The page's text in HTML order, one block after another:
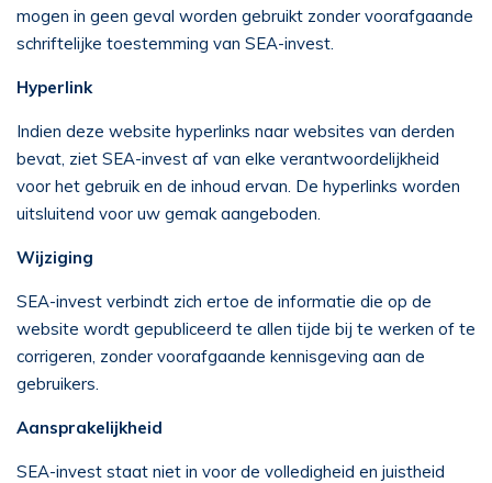
mogen in geen geval worden gebruikt zonder voorafgaande
schriftelijke toestemming van SEA-invest.
Hyperlink
Indien deze website hyperlinks naar websites van derden
bevat, ziet SEA-invest af van elke verantwoordelijkheid
voor het gebruik en de inhoud ervan. De hyperlinks worden
uitsluitend voor uw gemak aangeboden.
Wijziging
SEA-invest verbindt zich ertoe de informatie die op de
website wordt gepubliceerd te allen tijde bij te werken of te
corrigeren, zonder voorafgaande kennisgeving aan de
gebruikers.
Aansprakelijkheid
SEA-invest staat niet in voor de volledigheid en juistheid